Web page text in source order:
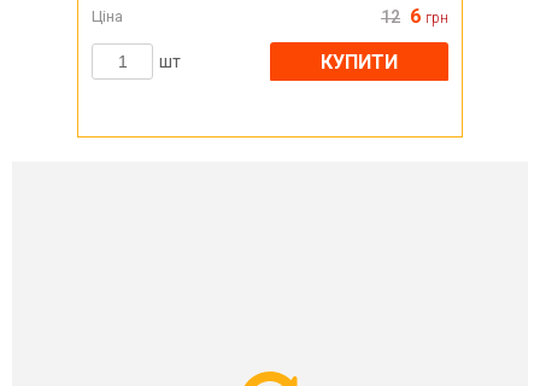
Ціна 12 6 грн
шт КУПИТИ